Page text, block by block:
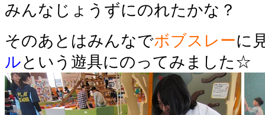
みんなじょうずにのれたかな？
そのあとはみんなでボブスレーに
ルという遊具にのってみました☆